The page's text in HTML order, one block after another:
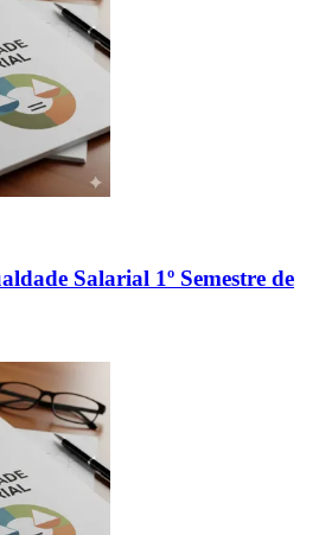
Salarial 1º Semestre de